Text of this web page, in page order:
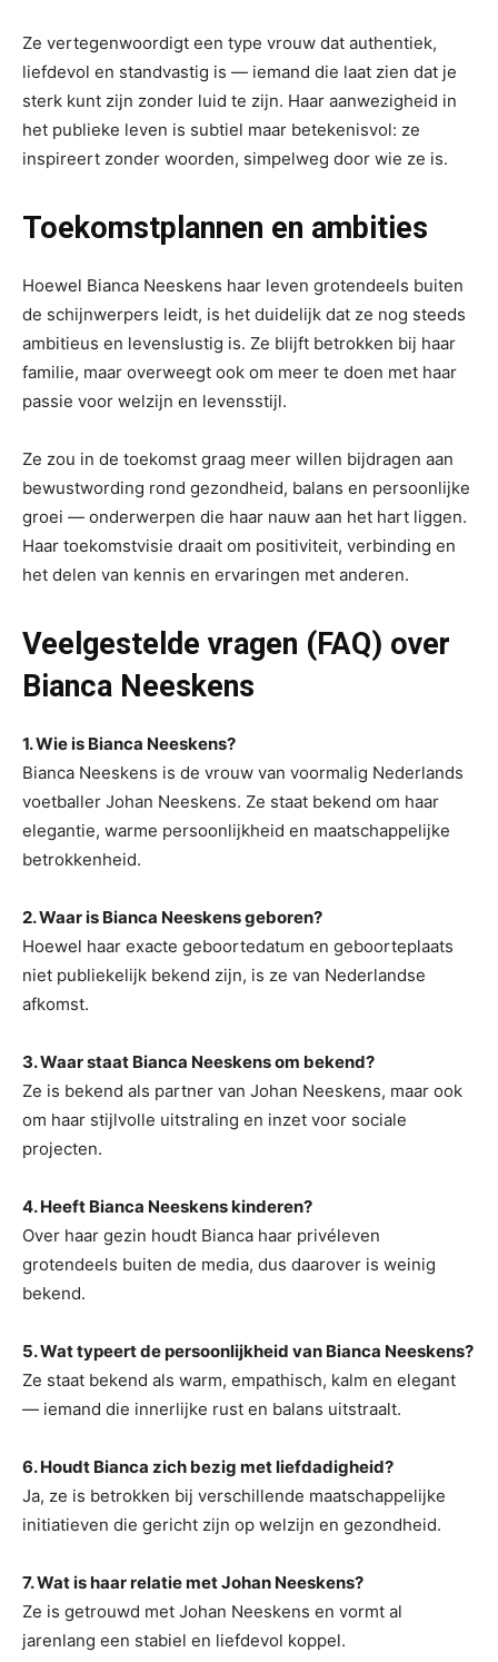
Ze vertegenwoordigt een type vrouw dat authentiek,
liefdevol en standvastig is — iemand die laat zien dat je
sterk kunt zijn zonder luid te zijn. Haar aanwezigheid in
het publieke leven is subtiel maar betekenisvol: ze
inspireert zonder woorden, simpelweg door wie ze is.
Toekomstplannen en ambities
Hoewel Bianca Neeskens haar leven grotendeels buiten
de schijnwerpers leidt, is het duidelijk dat ze nog steeds
ambitieus en levenslustig is. Ze blijft betrokken bij haar
familie, maar overweegt ook om meer te doen met haar
passie voor welzijn en levensstijl.
Ze zou in de toekomst graag meer willen bijdragen aan
bewustwording rond gezondheid, balans en persoonlijke
groei — onderwerpen die haar nauw aan het hart liggen.
Haar toekomstvisie draait om positiviteit, verbinding en
het delen van kennis en ervaringen met anderen.
Veelgestelde vragen (FAQ) over
Bianca Neeskens
1. Wie is Bianca Neeskens?
Bianca Neeskens is de vrouw van voormalig Nederlands
voetballer Johan Neeskens. Ze staat bekend om haar
elegantie, warme persoonlijkheid en maatschappelijke
betrokkenheid.
2. Waar is Bianca Neeskens geboren?
Hoewel haar exacte geboortedatum en geboorteplaats
niet publiekelijk bekend zijn, is ze van Nederlandse
afkomst.
3. Waar staat Bianca Neeskens om bekend?
Ze is bekend als partner van Johan Neeskens, maar ook
om haar stijlvolle uitstraling en inzet voor sociale
projecten.
4. Heeft Bianca Neeskens kinderen?
Over haar gezin houdt Bianca haar privéleven
grotendeels buiten de media, dus daarover is weinig
bekend.
5. Wat typeert de persoonlijkheid van Bianca Neeskens?
Ze staat bekend als warm, empathisch, kalm en elegant
— iemand die innerlijke rust en balans uitstraalt.
6. Houdt Bianca zich bezig met liefdadigheid?
Ja, ze is betrokken bij verschillende maatschappelijke
initiatieven die gericht zijn op welzijn en gezondheid.
7. Wat is haar relatie met Johan Neeskens?
Ze is getrouwd met Johan Neeskens en vormt al
jarenlang een stabiel en liefdevol koppel.